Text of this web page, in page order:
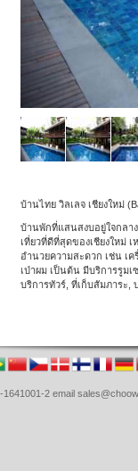
บ้านไทย วิลเลจ เชียงใหม่
บ้านพักที่แสนสงบอยู่ใจกลา
เที่ยวที่ดีที่สุดของเชียงใหม่
อำนวยความสะดวก เช่น เค
เป่าผม เป็นต้น มีบริการรูม
บริการทัวร์, ที่เก็บสัมภาระ,
2 email